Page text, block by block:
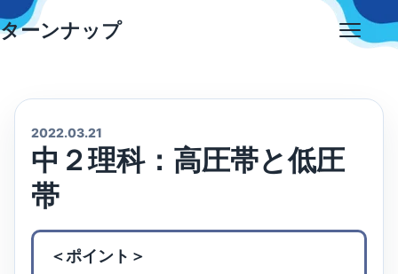
Skip
to
ターンナップ
2022.03.21
中２理科：高圧帯と低圧
帯
＜ポイント＞